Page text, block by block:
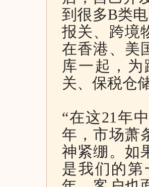
到很多B类
报关、跨境
在香港、美
库一起，
关、保税仓
“在这21年
年，市场萧
神紧绷。如
是我们的